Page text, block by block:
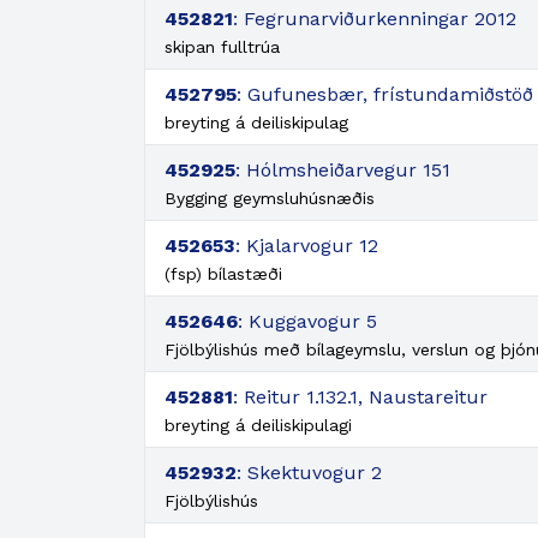
452821: Fegrunarviðurkenningar 2012
skipan fulltrúa
452795: Gufunesbær, frístundamiðstöð
breyting á deiliskipulag
452925: Hólmsheiðarvegur 151
Bygging geymsluhúsnæðis
452653: Kjalarvogur 12
(fsp) bílastæði
452646: Kuggavogur 5
Fjölbýlishús með bílageymslu, verslun og
452881: Reitur 1.132.1, Naustareitur
breyting á deiliskipulagi
452932: Skektuvogur 2
Fjölbýlishús